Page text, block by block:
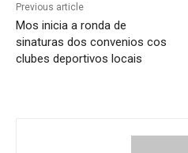
Previous article
Mos inicia a ronda de
sinaturas dos convenios cos
clubes deportivos locais